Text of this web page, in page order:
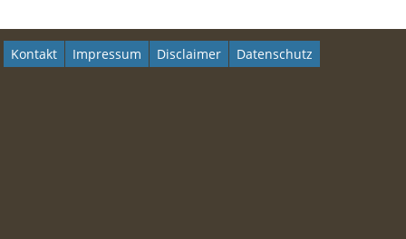
Kontakt Impressum Disclaimer Datenschutz